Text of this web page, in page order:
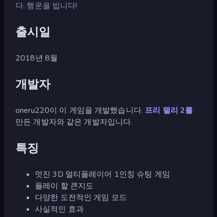
다. 행운을 빕니다!
출시일
2018년 8월
개발자
oneru220이 이 게임을 개발했습니다. 프리 랠리 2를
만든 개발자와 같은 개발자입니다.
특징
멋진 3D 멀티플레이어 1인칭 슈팅 게임
플레이 할 큰지도
다양한 도전적인 게임 모드
사실적인 효과